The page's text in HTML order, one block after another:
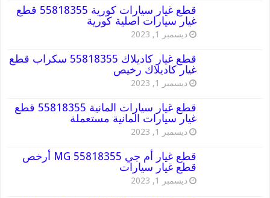
قطع غيار سيارات كورية 55818355 قطع
غيار سيارات اصلية كورية
ديسمبر 1, 2023
قطع غيار كاديلاك 55818355 سكراب قطع
غيار كاديلاك رخيص
ديسمبر 1, 2023
قطع غيار سيارات المانية 55818355 قطع
غيار سيارات المانية مستعملة
ديسمبر 1, 2023
قطع غيار أم جي MG 55818355 أرخص
قطع غيار سيارات
ديسمبر 1, 2023